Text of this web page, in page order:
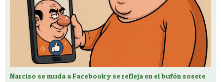
Narciso se muda a Facebook y se refleja en el bufón sosete